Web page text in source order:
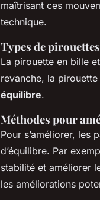
maîtrisant ces
technique.
Types de pirouettes
La pirouette en bille
revanche, la
équilibre.
Méthodes pour
Pour s’améliorer, les
d’équilibre. Par
stabilité et améliorer
les améliorations